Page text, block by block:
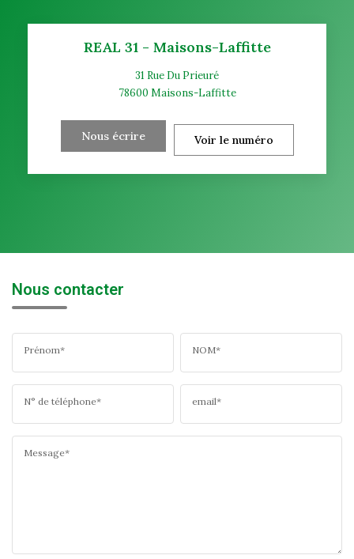
REAL 31 - Maisons-Laffitte
31 Rue Du Prieuré
78600 Maisons-Laffitte
Nous écrire Voir le numéro
Nous contacter
Prénom* NOM*
N° de téléphone* email*
Message*